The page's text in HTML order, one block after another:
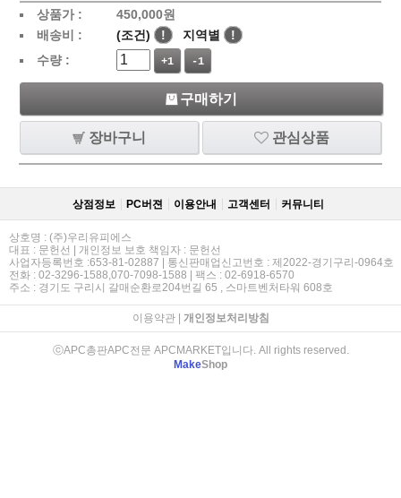
상품가 : 450,000원
배송비 :
(조건) ! 지역별
!
수량 :
+1 -1
구매하기
장바구니 관심상품
상점정보 PC버젼 이용안내 고객센터 커뮤니티
상호명 : (주)우리유피에스
대표 : 문헌선 | 개인정보 보호 책임자 : 문헌선
사업자등록번호 :653-81-02887 | 통신판매업신고번호 : 제2022-경기구리-0964호
전화 : 02-3296-1588,070-7098-1588 | 팩스 : 02-6918-6570
주소 : 경기도 구리시 갈매순환로204번길 65 , 스마트벤처타워 608호
이용약관| 개인정보처리방침
ⓒAPC총판APC전문 APCMARKET입니다. All rights reserved.
MakeShop